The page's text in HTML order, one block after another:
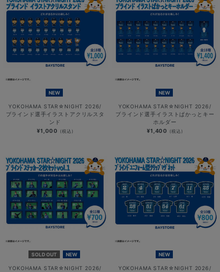
NEW
YOKOHAMA STAR☆NIGHT 2026/
ブラインド選手イラストアクリルスタ
ンド
¥1,000 (税込)
NEW
YOKOHAMA STAR☆NIGHT 2026/
ブラインド選手イラストぱかっとキー
ホルダー
¥1,400 (税込)
SOLD OUT NEW
YOKOHAMA STAR☆NIGHT 2026/
NEW
YOKOHAMA STAR☆NIGHT 2026/